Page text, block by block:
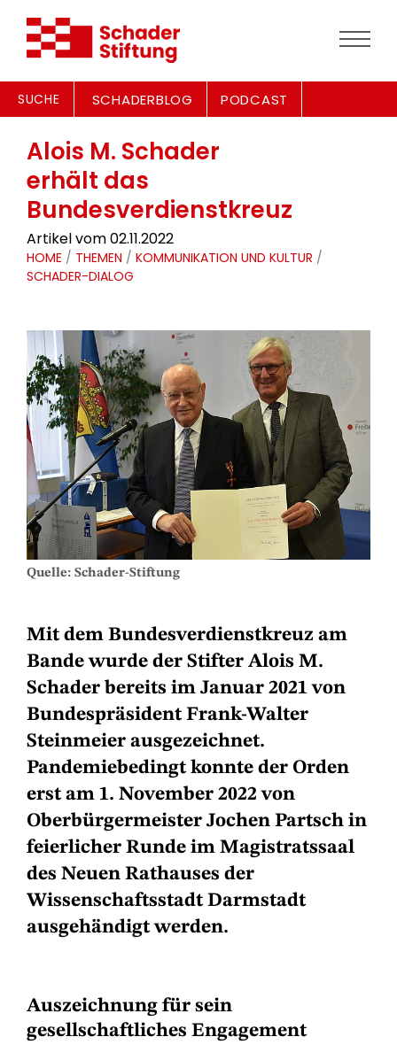
SUCHE SCHADERBLOG PODCAST
Alois M. Schader
erhält das
Bundesverdienstkreuz
Artikel vom 02.11.2022
HOME / THEMEN / KOMMUNIKATION UND KULTUR /
SCHADER-DIALOG
Quelle: Schader-Stiftung
Mit dem Bundesverdienstkreuz am
Bande wurde der Stifter Alois M.
Schader bereits im Januar 2021 von
Bundespräsident Frank-Walter
Steinmeier ausgezeichnet.
Pandemiebedingt konnte der Orden
erst am 1. November 2022 von
Oberbürgermeister Jochen Partsch in
feierlicher Runde im Magistratssaal
des Neuen Rathauses der
Wissenschaftsstadt Darmstadt
ausgehändigt werden.
Auszeichnung für sein
gesellschaftliches Engagement